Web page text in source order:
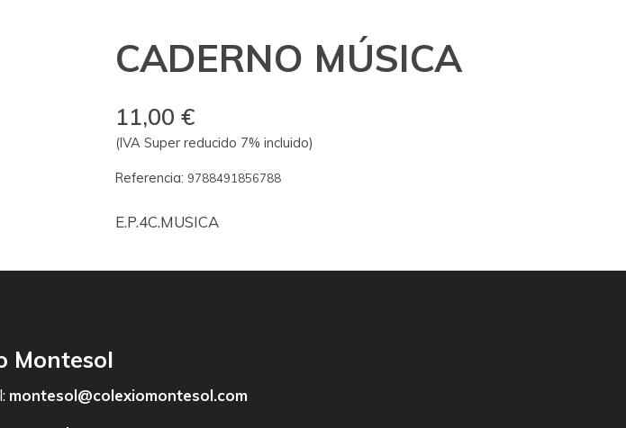
CADERNO MÚSICA
11,00 €
(IVA Super reducido 7% incluido)
Referencia: 9788491856788
E.P.4C.MUSICA
Montesol
montesol@colexiomontesol.com